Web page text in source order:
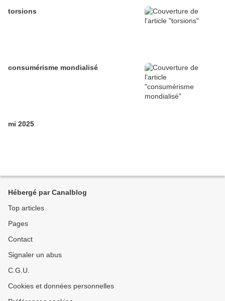
torsions
consumérisme mondialisé
mi 2025
Hébergé par Canalblog
Top articles
Pages
Contact
Signaler un abus
C.G.U.
Cookies et données personnelles